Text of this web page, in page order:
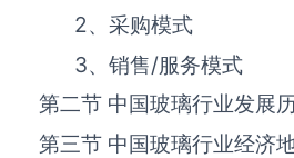
2、采购模式
3、销售/服务模式
第二节 中国‌‌‌‌玻璃‌‌‌‌‌‌‌‌‌‌‌‌‌行业发展
第三节 中国‌‌‌‌玻璃‌‌‌‌‌‌‌‌‌‌行业经济